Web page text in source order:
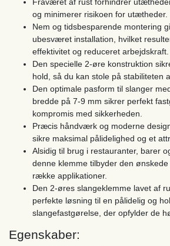
Fraværet af rust forhindrer
og minimerer risikoen for utætheder.
Nem og tidsbesparende montering
ubesværet installation, hvilket
effektivitet og reduceret arbejdskraft.
Den specielle 2-øre konstruktion
hold, så du kan stole på stabiliteten
Den optimale pasform til slanger
bredde på 7-9 mm sikrer perfekt
kompromis med sikkerheden.
Præcis håndværk og moderne
sikre maksimal pålidelighed og et
Alsidig til brug i restauranter, barer
denne klemme tilbyder den
række applikationer.
Den 2-øres slangeklemme lavet af
perfekte løsning til en pålidelig og
slangefastgørelse, der opfylder de
Egenskaber: